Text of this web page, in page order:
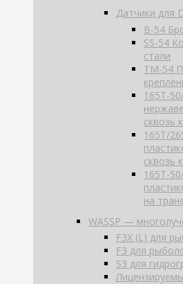
Датчики для
B-54
SS-54
стали
TM-54
165T-
сквозь
165T/
сквозь
165T-
на
WASSP —
F3X (L) для
F3 для
S3 для